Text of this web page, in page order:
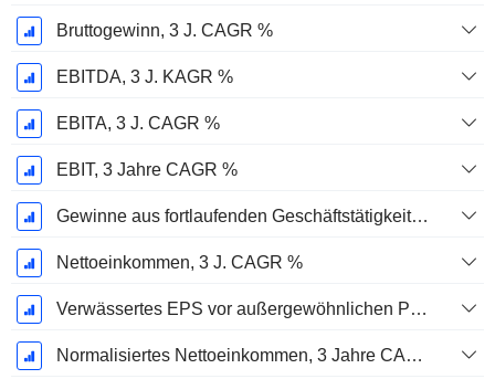
Bruttogewinn, 3 J. CAGR %
EBITDA, 3 J. KAGR %
EBITA, 3 J. CAGR %
EBIT, 3 Jahre CAGR %
Gewinne aus fortlaufenden Geschäftstätigkeiten, 3 Jahre KAGR %
Nettoeinkommen, 3 J. CAGR %
Verwässertes EPS vor außergewöhnlichen Posten, 3-Jahres-CAGR %
Normalisiertes Nettoeinkommen, 3 Jahre CAGR %